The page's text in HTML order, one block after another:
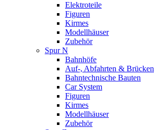
Elektroteile
Figuren
Kirmes
Modellhäuser
Zubehör
Spur N
Bahnhöfe
Auf-, Abfahrten & Brücken
Bahntechnische Bauten
Car System
Figuren
Kirmes
Modellhäuser
Zubehör